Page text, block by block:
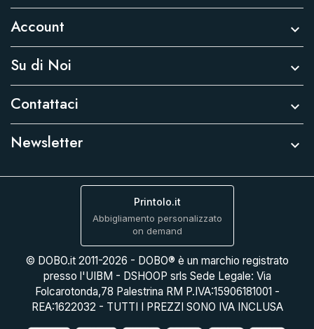
Account 
Su di Noi 
Contattaci 
Newsletter 
Printolo.it
Abbigliamento personalizzato
on demand
© DOBO.it 2011-2026 - DOBO® è un marchio registrato
presso l'UIBM - DSHOOP srls Sede Legale: Via
Folcarotonda,78 Palestrina RM P.IVA:15906181001 -
REA:1622032 - TUTTI I PREZZI SONO IVA INCLUSA